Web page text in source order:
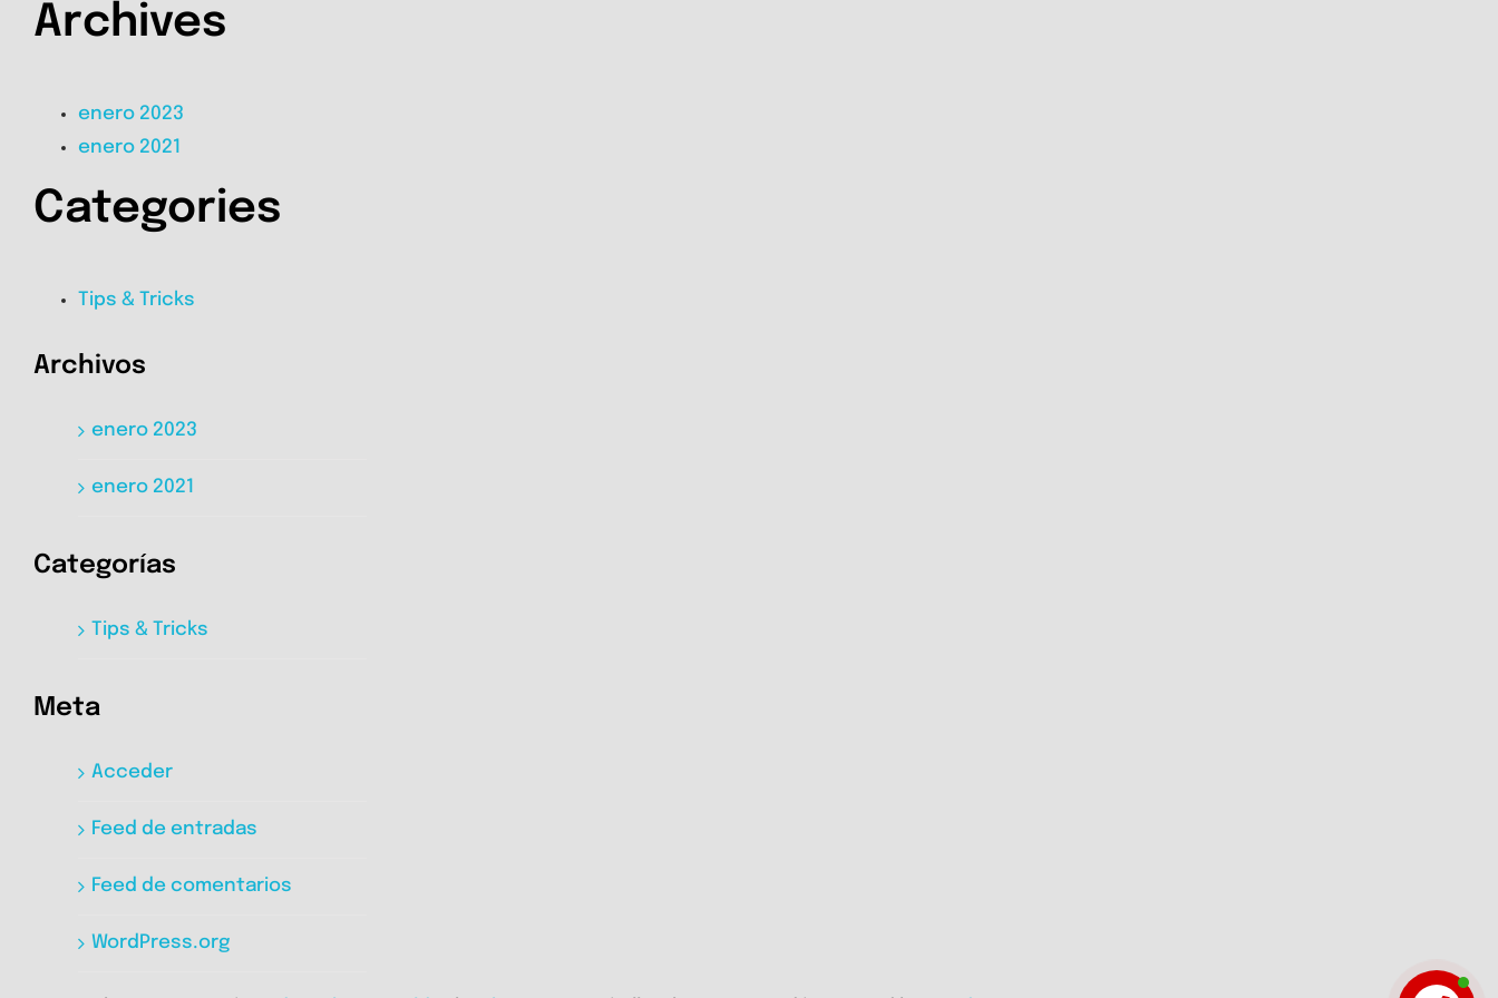
Archives
enero 2023
enero 2021
Categories
Tips & Tricks
Archivos
enero 2023
enero 2021
Categorías
Tips & Tricks
Meta
Acceder
Feed de entradas
Feed de comentarios
WordPress.org